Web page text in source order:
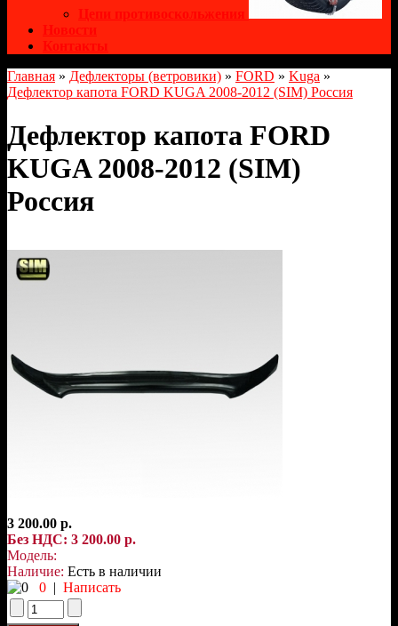
Цепи противоскольжения
Новости
Контакты
Главная » Дефлекторы (ветровики) » FORD » Kuga »
Дефлектор капота FORD KUGA 2008-2012 (SIM) Россия
Дефлектор капота FORD
KUGA 2008-2012 (SIM)
Россия
3 200.00 р.
Без НДС: 3 200.00 р.
Модель:
Наличие: Есть в наличии
0 | Написать